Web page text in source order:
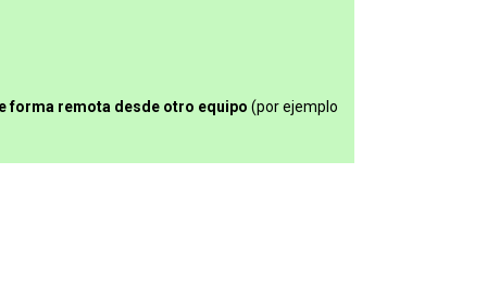
forma remota desde otro equipo (por ejemplo